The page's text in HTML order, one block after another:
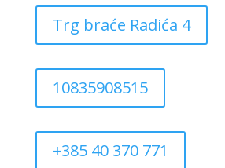
Trg braće Radića 4
10835908515
+385 40 370 771